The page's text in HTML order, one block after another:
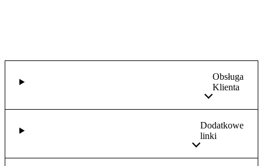
Obsługa
Klienta
Dodatkowe
linki